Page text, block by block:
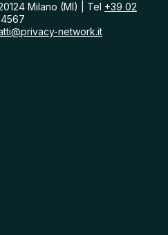
Milano (MI) | Tel +39 02
network.it